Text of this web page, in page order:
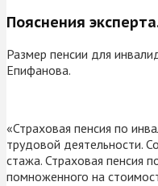
Пояснения
Размер пенсии для
Епифанова.
«Страховая пенсия по
трудовой деятельности.
стажа. Страховая пенсия
помноженного на